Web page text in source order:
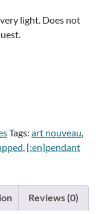
light. Does not
Tags: art nouveau,
, [:en]pendant
Reviews (0)